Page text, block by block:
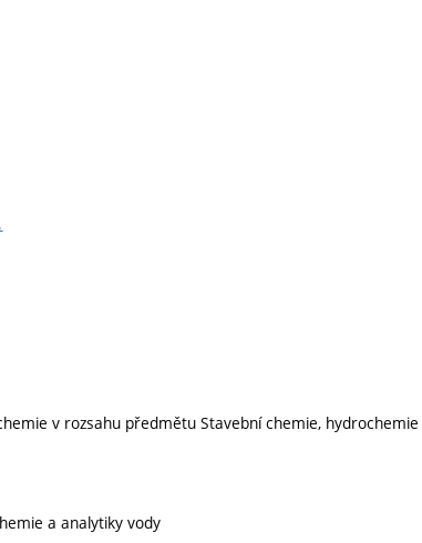
v rozsahu předmětu Stavební chemie,
a analytiky vody